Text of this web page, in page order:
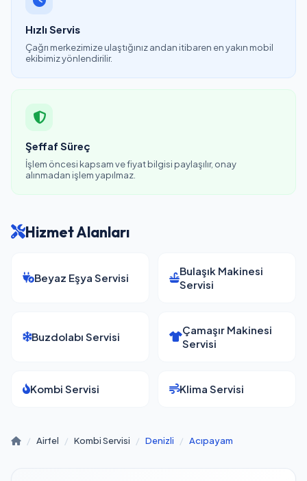
Hızlı Servis
Çağrı merkezimize ulaştığınız andan itibaren en yakın mobil
ekibimiz yönlendirilir.
Şeffaf Süreç
İşlem öncesi kapsam ve fiyat bilgisi paylaşılır, onay
alınmadan işlem yapılmaz.
Hizmet Alanları
Beyaz Eşya Servisi
Bulaşık Makinesi
Servisi
Buzdolabı Servisi
Çamaşır Makinesi
Servisi
Kombi Servisi Klima Servisi
/ Airfel / Kombi Servisi / Denizli / Acıpayam